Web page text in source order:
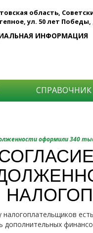
область,
ул. 50 лет Победы,
ИНФОРМАЦИЯ
СПРАВОЧНИК
оформили 340